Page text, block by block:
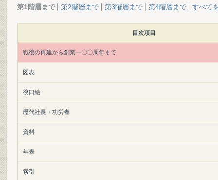
第1階層まで 第2階層まで 第3階層まで 第4階層まで すべて
目次項目
戦後の再建から創業一〇〇周年まで
図表
後口絵
歴代社長・功労者
資料
年表
索引